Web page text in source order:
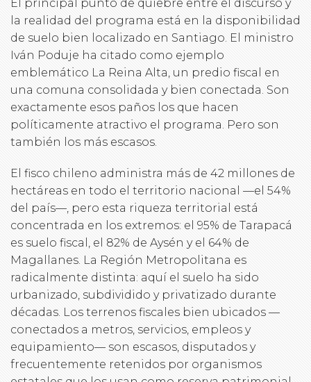
El principal punto de quiebre entre el discurso y
la realidad del programa está en la disponibilidad
de suelo bien localizado en Santiago. El ministro
Iván Poduje ha citado como ejemplo
emblemático La Reina Alta, un predio fiscal en
una comuna consolidada y bien conectada. Son
exactamente esos paños los que hacen
políticamente atractivo el programa. Pero son
también los más escasos.
El fisco chileno administra más de 42 millones de
hectáreas en todo el territorio nacional —el 54%
del país—, pero esta riqueza territorial está
concentrada en los extremos: el 95% de Tarapacá
es suelo fiscal, el 82% de Aysén y el 64% de
Magallanes. La Región Metropolitana es
radicalmente distinta: aquí el suelo ha sido
urbanizado, subdividido y privatizado durante
décadas. Los terrenos fiscales bien ubicados —
conectados a metros, servicios, empleos y
equipamiento— son escasos, disputados y
frecuentemente retenidos por organismos